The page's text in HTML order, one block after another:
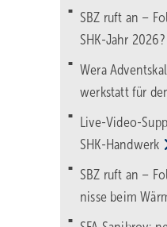
SBZ ruft an –
SHK-Jahr 2026?
Wera
werk­statt für
Live-Video-
SHK-Handwerk
SBZ ruft an –
nisse beim